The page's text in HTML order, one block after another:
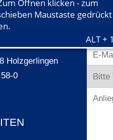
E.V.
Holzgerlingen
0